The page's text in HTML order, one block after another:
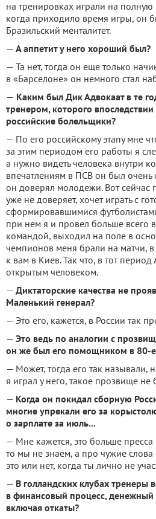
на тренировках играли на
когда приходило время игры, он
Бразильский менталитет.
— А аппетит у него хороший был?
— Та нет, тогда он еще только
в «Барселоне» он немного стал
— Каким был Дик Адвокаат в те
тренером, которого
российские болельщики?
— По его российскому этапу мне
за этим периодом его работы я
а нужно видеть человека внутри
впечатлениям в ПСВ он был очень
он доверял молодежи. Вот сейчас
уже не доверяет, хочет играть с
сформировавшимися
при нем я и провел больше всего
командой, выходил на поле в
чемпионов меня брали на матчи, в
к вам в Киев. Так что, в тот
открытым человеком.
— Диктаторские качества не
Маленький генерал?
— Это его, кажется, в России так
— Это ведь по аналогии с
он же был его помощником в 80-
— Может, тогда его так называли,
я играл у него, такое прозвище
— Когда он покидал сборную
многие упрекали его за
о зарплате за июль...
— Мне кажется, это больше пресса
то мы не знаем, а про чужие слова
это или нет, когда ты лично не
— В голландских клубах
в финансовый процесс,
включая откаты?